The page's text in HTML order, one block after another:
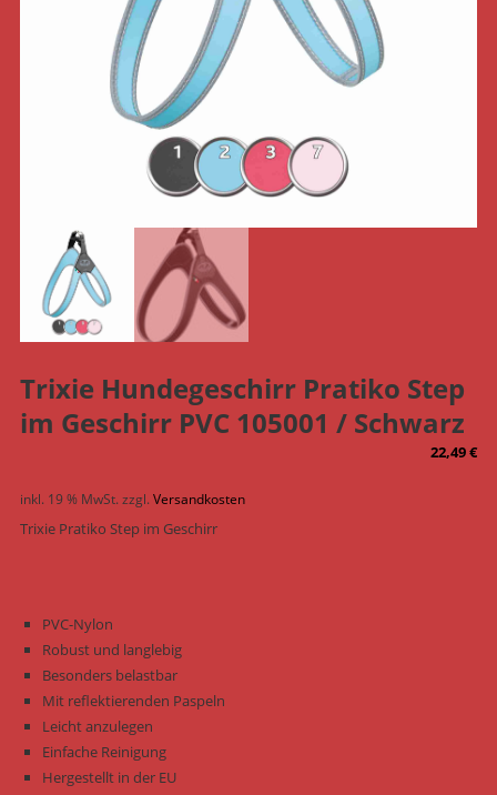
Trixie Hundegeschirr Pratiko Step
im Geschirr PVC 105001 / Schwarz
22,49€
inkl. 19 % MwSt.zzgl.Versandkosten
Trixie Pratiko Step im Geschirr
PVC-Nylon
Robust und langlebig
Besonders belastbar
Mit reflektierenden Paspeln
Leicht anzulegen
Einfache Reinigung
Hergestellt in der EU